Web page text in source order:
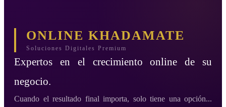
ONLINE KHADAMATE
Soluciones Digitales Premium
Expertos en el crecimiento online de su
negocio.
Cuando el resultado final importa, solo tiene una opción...